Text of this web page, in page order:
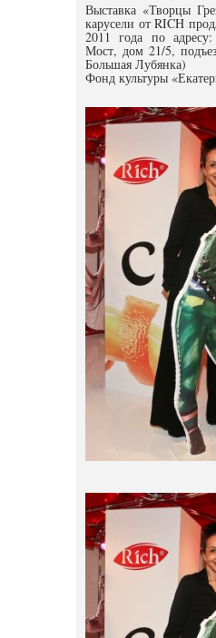
Выставка «Творцы
карусели от RICH
2011 года по
Мост, дом 21/5,
Большая Лубянка)
Фонд культуры